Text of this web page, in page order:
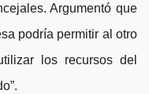
Argumentó que
podría permitir al otro
los recursos del